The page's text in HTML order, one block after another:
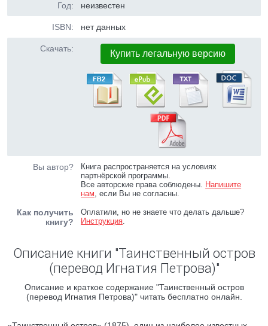
Год: неизвестен
ISBN: нет данных
Скачать: Купить легальную версию
Вы автор?
Книга распространяется на условиях
партнёрской программы.
Все авторские права соблюдены. Напишите
нам, если Вы не согласны.
Как получить
книгу?
Оплатили, но не знаете что делать дальше?
Инструкция.
Описание книги "Таинственный остров
(перевод Игнатия Петрова)"
Описание и краткое содержание "Таинственный остров
(перевод Игнатия Петрова)" читать бесплатно онлайн.